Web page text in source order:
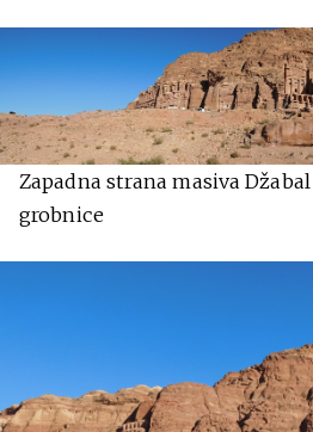
Zapadna strana masiva
grobnice